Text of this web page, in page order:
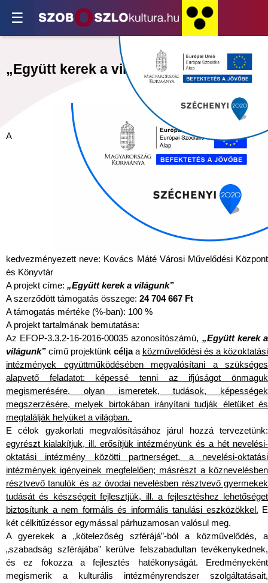
☰
„Együtt kerek a világunk”
A
kedvezményezett neve: Kovács Máté Városi Művelődési Központ
és Könyvtár
A projekt címe: „Együtt kerek a világunk”
A szerződött támogatás összege: 24 704 667 Ft
A támogatás mértéke (%-ban): 100 %
A projekt tartalmának bemutatása:
Az EFOP-3.3.2-16-2016-00035 azonosítószámú, „Együtt kerek a
világunk” című projektünk céljaa közművelődési és a közoktatási
intézmények együttműködésében megvalósítani a szükséges
alapvető feladatot: képessé tenni az ifjúságot önmaguk
megismerésére, olyan ismeretek, tudások, képességek
megszerzésére, melyek birtokában irányítani tudják életüket és
megtalálják helyüket a világban.
E célok gyakorlati megvalósításához járul hozzá tervezetünk:
egyrészt kialakítjuk, ill. erősítjük intézményünk és a hét nevelési-
oktatási intézmény közötti partnerséget, a nevelési-oktatási
intézmények igényeinek megfelelően; másrészt a köznevelésben
résztvevő tanulók és az óvodai nevelésben résztvevő gyermekek
tudását és készségeit fejlesztjük, ill. a fejlesztéshez lehetőséget
biztosítunk a nem formális és informális tanulási eszközökkel. E
két célkitűzéssor egymással párhuzamosan valósul meg.
A gyerekek a „kötelezőség szférájá”-ból a közművelődés, a
„szabadság szférájába” kerülve felszabadultan tevékenykednek,
és ez fokozza a fejlesztés hatékonyságát. Eredményeként
megismerik a kulturális intézményrendszer szolgáltatásait,